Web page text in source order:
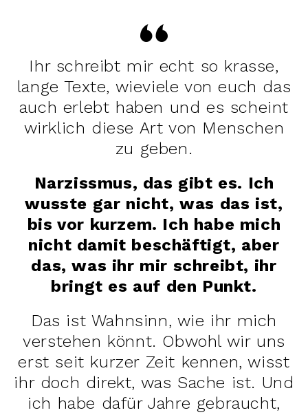
Ihr schreibt mir echt so krasse,
lange Texte, wieviele von euch das
auch erlebt haben und es scheint
wirklich diese Art von Menschen
zu geben.
Narzissmus, das gibt es. Ich
wusste gar nicht, was das ist,
bis vor kurzem. Ich habe mich
nicht damit beschäftigt, aber
das, was ihr mir schreibt, ihr
bringt es auf den Punkt.
Das ist Wahnsinn, wie ihr mich
verstehen könnt. Obwohl wir uns
erst seit kurzer Zeit kennen, wisst
ihr doch direkt, was Sache ist. Und
ich habe dafür Jahre gebraucht,